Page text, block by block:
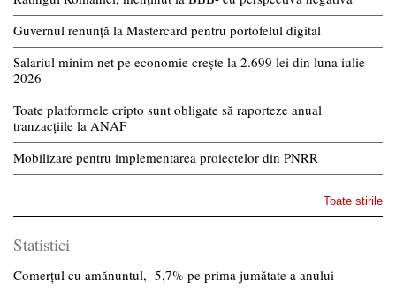
Guvernul renunță la Mastercard pentru portofelul digital
Salariul minim net pe economie crește la 2.699 lei din luna iulie
2026
Toate platformele cripto sunt obligate să raporteze anual
tranzacțiile la ANAF
Mobilizare pentru implementarea proiectelor din PNRR
Toate stirile
Statistici
Comerțul cu amănuntul, -5,7% pe prima jumătate a anului